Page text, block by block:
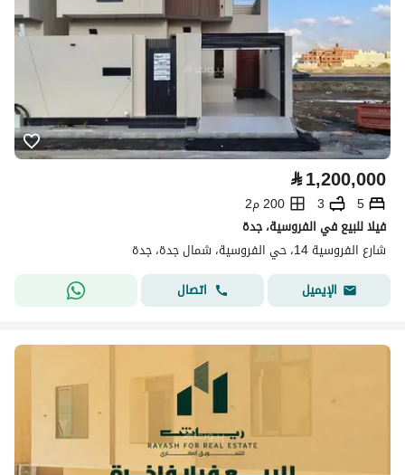
⃁1,200,000
5
3
200 م2
فيلا للبيع في الفروسية، جدة
شارع الفروسية 14، حي الفروسية، شمال جدة، جدة
الإيميل
اتصال